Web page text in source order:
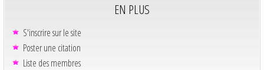
EN PLUS
S'inscrire sur le site
Poster une citation
Liste des membres